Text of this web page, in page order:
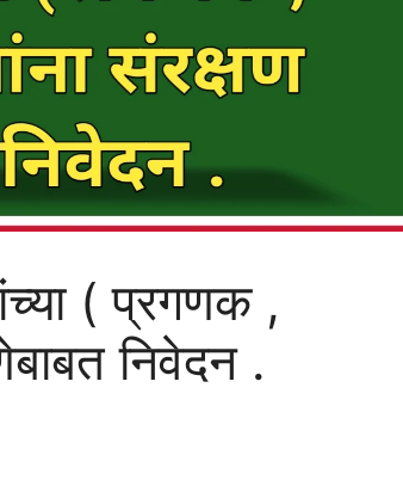
( प्रगणक ,
निवेदन .